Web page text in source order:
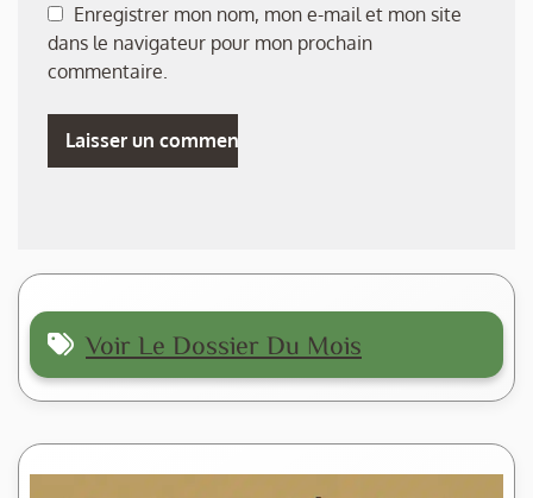
Enregistrer mon nom, mon e-mail et mon site
dans le navigateur pour mon prochain
commentaire.
Voir Le Dossier Du Mois